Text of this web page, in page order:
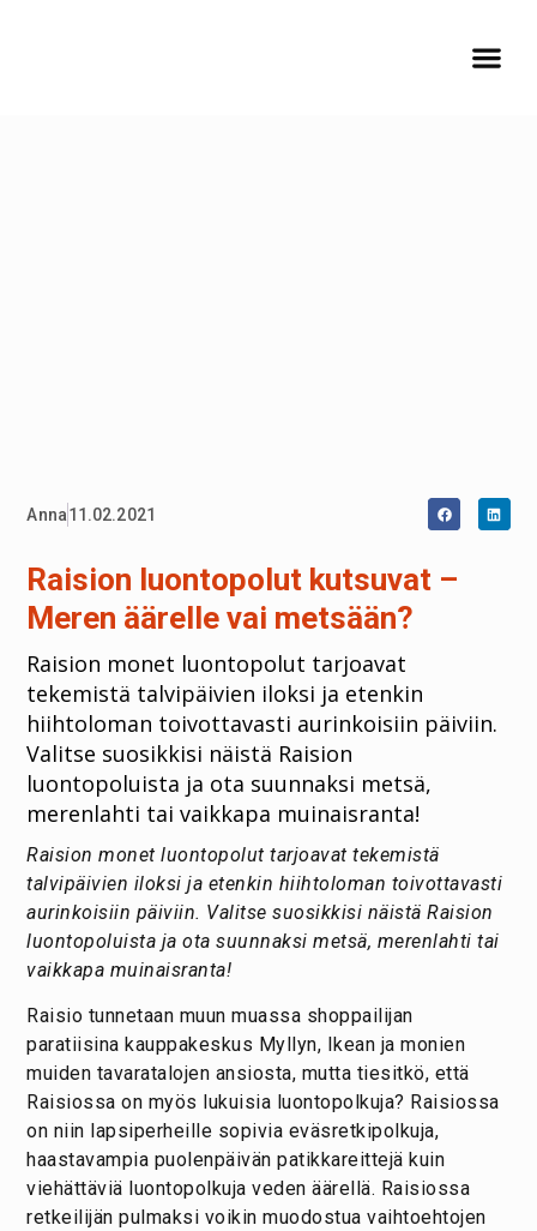
Anna11.02.2021
Raision luontopolut kutsuvat –
Meren äärelle vai metsään?
Raision monet luontopolut tarjoavat
tekemistä talvipäivien iloksi ja etenkin
hiihtoloman toivottavasti aurinkoisiin päiviin.
Valitse suosikkisi näistä Raision
luontopoluista ja ota suunnaksi metsä,
merenlahti tai vaikkapa muinaisranta!
Raision monet luontopolut tarjoavat tekemistä
talvipäivien iloksi ja etenkin hiihtoloman toivottavasti
aurinkoisiin päiviin. Valitse suosikkisi näistä Raision
luontopoluista ja ota suunnaksi metsä, merenlahti tai
vaikkapa muinaisranta!
Raisio tunnetaan muun muassa shoppailijan
paratiisina kauppakeskus Myllyn, Ikean ja monien
muiden tavaratalojen ansiosta, mutta tiesitkö, että
Raisiossa on myös lukuisia luontopolkuja? Raisiossa
on niin lapsiperheille sopivia eväsretkipolkuja,
haastavampia puolenpäivän patikkareittejä kuin
viehättäviä luontopolkuja veden äärellä. Raisiossa
retkeilijän pulmaksi voikin muodostua vaihtoehtojen